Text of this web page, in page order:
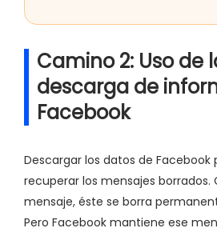
Camino 2: Uso de
descarga de
Facebook
Descargar los datos de
recuperar los mensajes borrados.
mensaje, éste se borra
Pero Facebook mantiene ese